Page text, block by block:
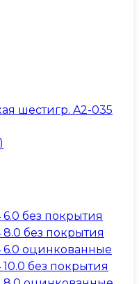
шестигр. A2-035
без покрытия
без покрытия
6.0 оцинкованные
без покрытия